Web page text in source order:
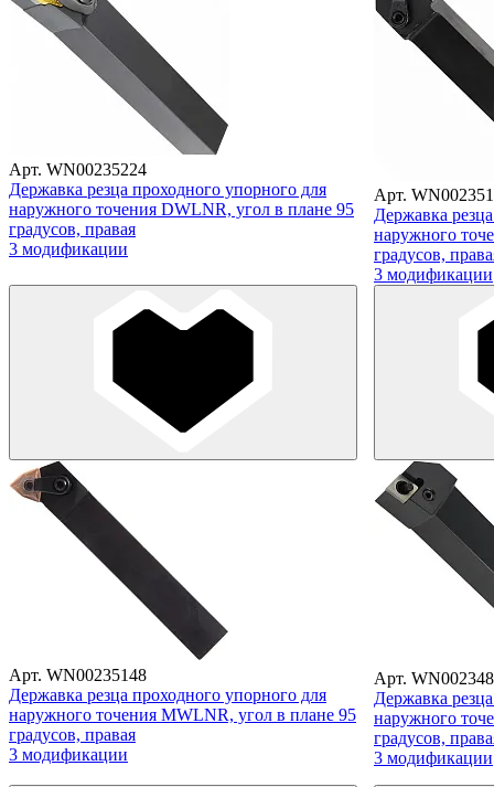
Арт. WN00235224
Державка резца проходного упорного для
наружного точения DWLNR, угол в плане 95
градусов, правая
3 модификации
Арт.
Державка
наружного
градусов,
3 модификации
Арт. WN00235148
Державка резца проходного упорного для
наружного точения MWLNR, угол в плане 95
градусов, правая
3 модификации
Арт.
Державка
наружного
градусов,
3 модификации